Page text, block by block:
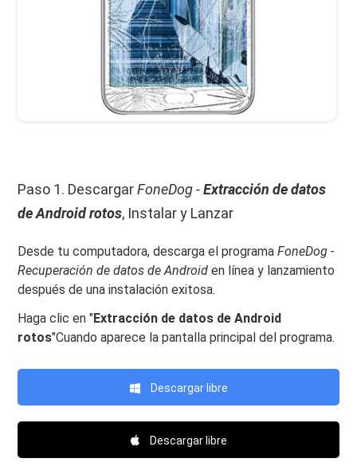
Paso 1. DescargarFoneDog -Extracción de datos
de Android rotos, Instalar y Lanzar
Desde tu computadora, descarga el programaFoneDog -
Recuperación de datos de Android en línea y lanzamiento
después de una instalación exitosa.
Haga clic en "Extracción de datos de Android
rotos"Cuando aparece la pantalla principal del programa.
Descargar libre
Descargar libre